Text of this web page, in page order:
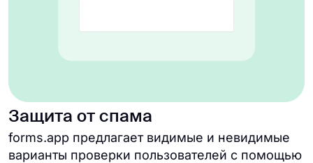
Защита от спама
forms.app предлагает видимые и невидимые
варианты проверки пользователей с помощью